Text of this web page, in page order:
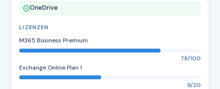
OneDrive
LIZENZEN
M365 Business Premium
78/100
Exchange Online Plan 1
9/20